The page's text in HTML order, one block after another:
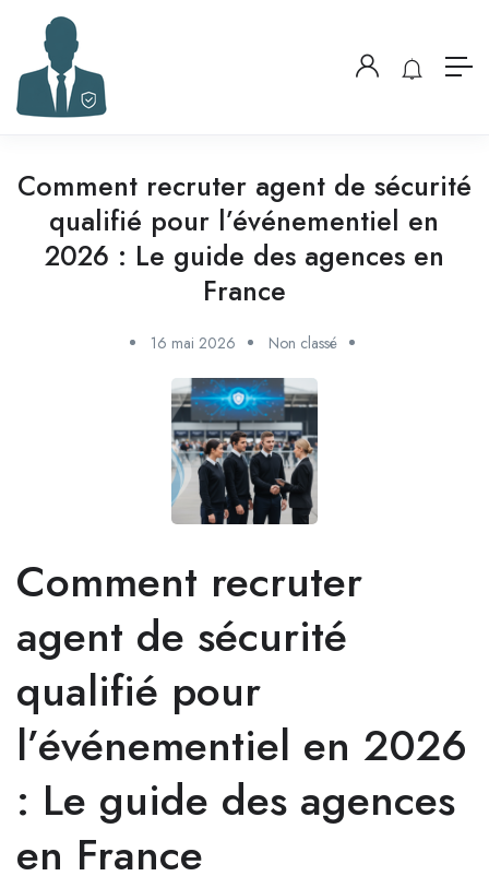
Comment recruter agent de sécurité
qualifié pour l’événementiel en
2026 : Le guide des agences en
France
16 mai 2026 Non classé
Comment recruter
agent de sécurité
qualifié pour
l’événementiel en 2026
: Le guide des agences
en France